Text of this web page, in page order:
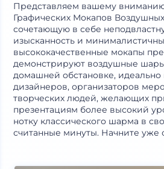
Представляем вашему
Графических Мокапов
сочетающую в себе
изысканность и
высококачественные мокапы
демонстрируют воздушные
домашней обстановке,
дизайнеров, организаторов
творческих людей, желающих
презентациям более высокий
нотку классического шарма в
считанные минуты. Начните уже